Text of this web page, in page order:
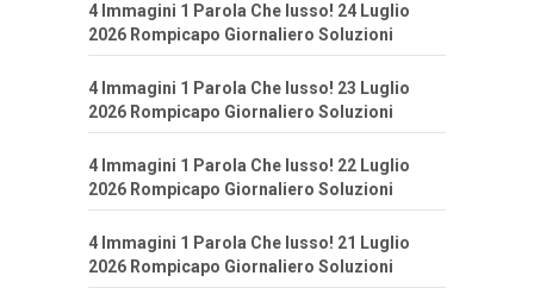
4 Immagini 1 Parola Che lusso! 24 Luglio
2026 Rompicapo Giornaliero Soluzioni
4 Immagini 1 Parola Che lusso! 23 Luglio
2026 Rompicapo Giornaliero Soluzioni
4 Immagini 1 Parola Che lusso! 22 Luglio
2026 Rompicapo Giornaliero Soluzioni
4 Immagini 1 Parola Che lusso! 21 Luglio
2026 Rompicapo Giornaliero Soluzioni